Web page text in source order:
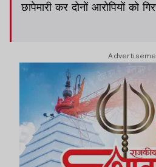
छापेमारी कर दोनों आरोपियों को